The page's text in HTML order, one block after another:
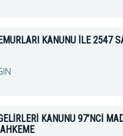
KANUNU İLE 2547
KANUNU 97’NCİ